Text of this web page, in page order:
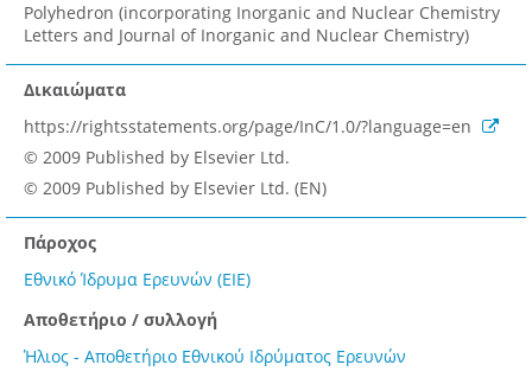
Polyhedron (incorporating Inorganic and Nuclear Chemistry
Letters and Journal of Inorganic and Nuclear Chemistry)
Δικαιώματα
https://rightsstatements.org/page/InC/1.0/?language=en
© 2009 Published by Elsevier Ltd.
© 2009 Published by Elsevier Ltd. (EN)
Πάροχος
Εθνικό Ίδρυμα Ερευνών (ΕΙΕ)
Αποθετήριο / συλλογή
Ήλιος - Αποθετήριο Εθνικού Ιδρύματος Ερευνών